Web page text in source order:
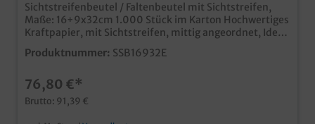
Sichtstreifenbeutel / Faltenbeutel mit Sichtstreifen,
Maße: 16+9x32cm 1.000 Stück im Karton Hochwertiges
Kraftpapier, mit Sichtstreifen, mittig angeordnet, Ideal
für Snack-, Coffee- und Tankshop, auch im
Bäckerbereich verwendbar moderner "Enjoy your
Snackverpackungen in unserem Sortiment Qualität
Made in Germany auch individell bedruckbar, schon ab
30.000 Stück
Produktnummer: SSB16932E
76,80 €*
Brutto: 91,39 €